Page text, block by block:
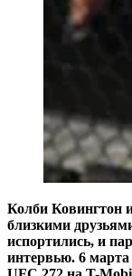
Колби Ковингтон
близкими
испортились, и
интервью. 6 марта